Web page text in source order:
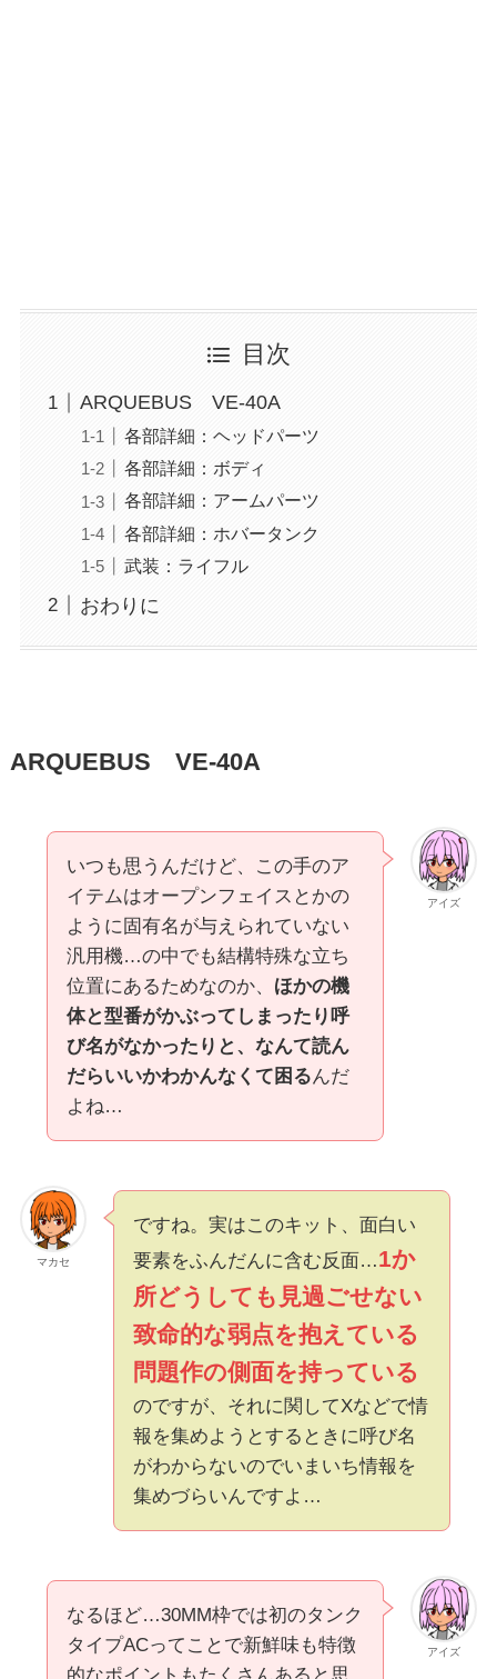
目次
ARQUEBUS VE-40A
各部詳細：ヘッドパーツ
各部詳細：ボディ
各部詳細：アームパーツ
各部詳細：ホバータンク
武装：ライフル
おわりに
ARQUEBUS VE-40A
アイズ
いつも思うんだけど、この手のア
イテムはオープンフェイスとかの
ように固有名が与えられていない
汎用機…の中でも結構特殊な立ち
位置にあるためなのか、 ほかの機
体と型番がかぶってしまったり呼
び名がなかったりと、なんて読ん
だらいいかわかんなくて困るんだ
よね…
マカセ
ですね。実はこのキット、面白い
要素をふんだんに含む反面…1か
所どうしても見過ごせない
致命的な弱点を抱えている
問題作の側面を持っている
のですが、それに関してXなどで情
報を集めようとするときに呼び名
がわからないのでいまいち情報を
集めづらいんですよ…
アイズ
なるほど…30MM枠では初のタンク
タイプACってことで新鮮味も特徴
的なポイントもたくさんあると思